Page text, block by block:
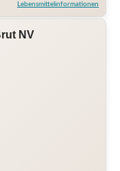
Lebensmittelinformationen
NV